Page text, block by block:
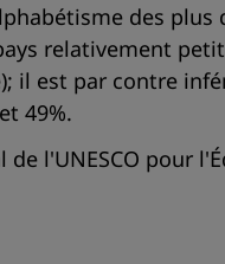
des
relativement
il est par contre
49%.
l'UNESCO pour